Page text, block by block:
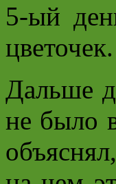
5-ый
цветочек.
Дальше
не было